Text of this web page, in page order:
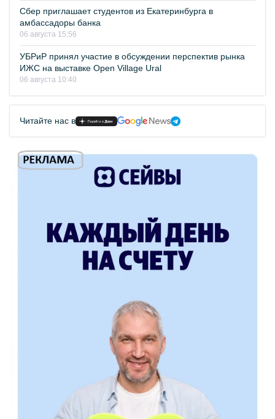
Сбер приглашает студентов из Екатеринбурга в
амбассадоры банка
06 августа 15:56
УБРиР принял участие в обсуждении перспектив рынка
ИЖС на выставке Open Village Ural
06 августа 10:40
Читайте нас в